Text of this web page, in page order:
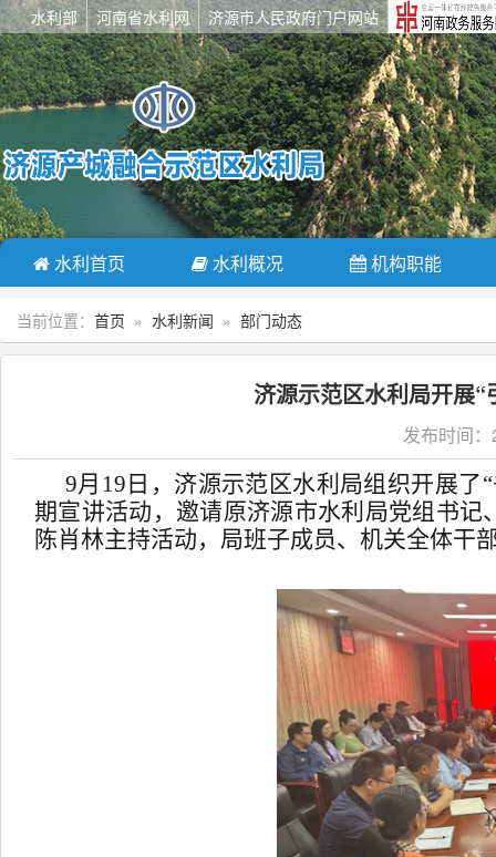
水利部 河南省水利网 济源市人民政府门户网站
水利首页 水利概况 机构职能
当前位置： 首页 » 水利新闻 » 部门动态
济源示范区水利局开展
发布时间
9月 19 日，济源示范区水利局组织开展了
期宣讲活动，邀请原济源市水利局党组书记
陈肖林主持活动，局班子成员、机关全体干